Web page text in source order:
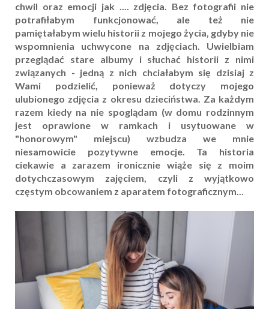
chwil oraz emocji jak .... zdjęcia. Bez fotografii nie
potrafiłabym funkcjonować, ale też nie
pamiętałabym wielu historii z mojego życia, gdyby nie
wspomnienia uchwycone na zdjęciach. Uwielbiam
przeglądać stare albumy i słuchać historii z nimi
związanych - jedną z nich chciałabym się dzisiaj z
Wami podzielić, ponieważ dotyczy mojego
ulubionego zdjęcia z okresu dzieciństwa. Za każdym
razem kiedy na nie spoglądam (w domu rodzinnym
jest oprawione w ramkach i usytuowane w
"honorowym" miejscu) wzbudza we mnie
niesamowicie pozytywne emocje. Ta historia
ciekawie a zarazem ironicznie wiąże się z moim
dotychczasowym zajęciem, czyli z wyjątkowo
częstym obcowaniem z aparatem fotograficznym...